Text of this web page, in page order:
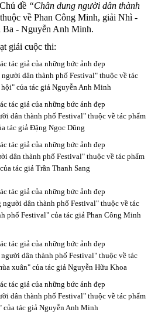
đề “Chân dung người dân thành
về Phan Công Minh, giải Nhì -
- Nguyễn Anh Minh.
giải cuộc thi:
dân thành phố Festival" thuộc về tác
của tác giả Nguyễn Anh Minh
dân thành phố Festival" thuộc về tác phẩm
tác giả Đặng Ngọc Dũng
dân thành phố Festival" thuộc về tác phẩm
tác giả Trần Thanh Sang
dân thành phố Festival" thuộc về tác
phố Festival" của tác giả Phan Công Minh
dân thành phố Festival" thuộc về tác
xuân" của tác giả Nguyễn Hữu Khoa
dân thành phố Festival" thuộc về tác phẩm
của tác giả Nguyễn Anh Minh